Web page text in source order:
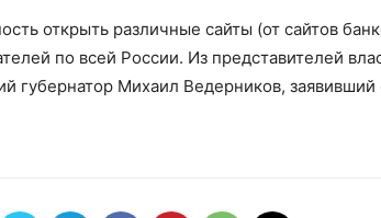
открыть различные сайты (от сайтов
по всей России. Из представителей
губернатор Михаил Ведерников,